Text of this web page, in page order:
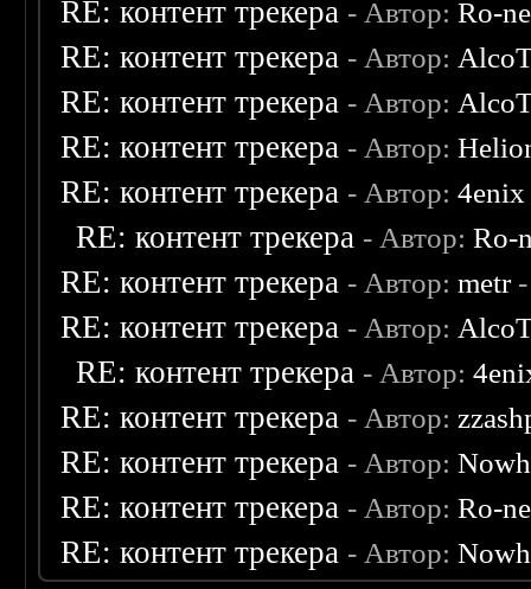
RE: контент трекера - Автор:Ro-
RE: контент трекера - Автор:
RE: контент трекера - Автор:
RE: контент трекера - Автор:
RE: контент трекера - Автор:4enix
RE: контент трекера - Автор:Ro-
RE: контент трекера - Автор:metr-
RE: контент трекера - Автор:
RE: контент трекера - Автор:
RE: контент трекера - Автор:
RE: контент трекера - Автор:
RE: контент трекера - Автор:Ro-
RE: контент трекера - Автор: